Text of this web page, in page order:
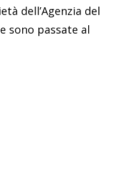
dell’Agenzia del
sono passate al